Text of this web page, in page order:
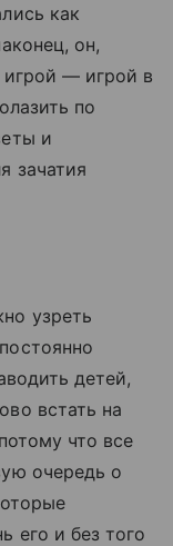
как
он,
игрой — игрой в
по
и
зачатия
узреть
детей,
встать на
что все
очередь о
его и без того